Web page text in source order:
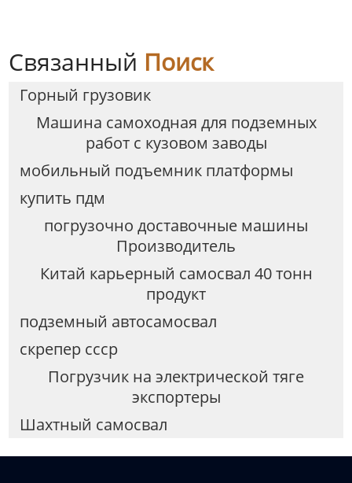
Связанный Поиск
Горный грузовик
Машина самоходная для подземных
работ с кузовом заводы
мобильный подъемник платформы
купить пдм
погрузочно доставочные машины
Производитель
Китай карьерный самосвал 40 тонн
продукт
подземный автосамосвал
скрепер ссср
Погрузчик на электрической тяге
экспортеры
Шахтный самосвал